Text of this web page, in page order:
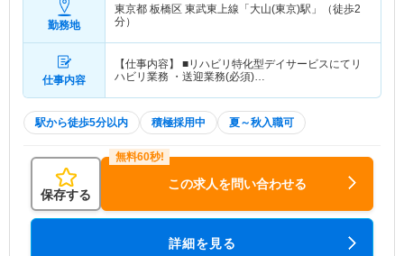
勤務地
東京都 板橋区 東武東上線「大山(東京)駅」（徒歩2
分）
仕事内容
【仕事内容】 ■リハビリ特化型デイサービスにてリ
ハビリ業務 ・送迎業務(必須)…
駅から徒歩5分以内 積極採用中 夏～秋入職可
保存する
この求人を問い合わせる
詳細を見る